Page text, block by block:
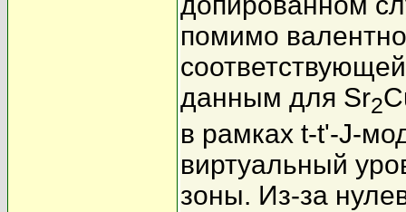
помимо
данным для Sr2
в рамках t-t'-J-
виртуальный
зоны. Из-за